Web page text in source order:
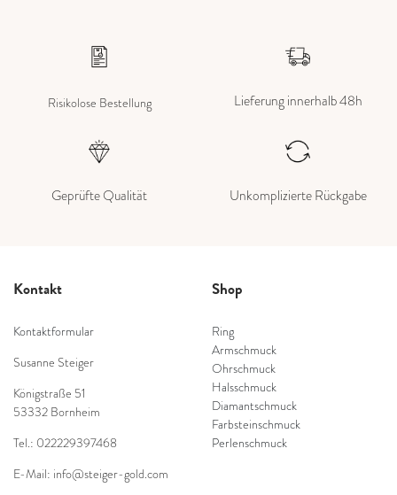
Risikolose Bestellung Lieferung innerhalb 48h
Geprüfte Qualität Unkomplizierte Rückgabe
Kontakt
Kontaktformular
Susanne Steiger
Königstraße 51
53332 Bornheim
Tel.: 022229397468
E-Mail: info@steiger-gold.com
Shop
Ring
Armschmuck
Ohrschmuck
Halsschmuck
Diamantschmuck
Farbsteinschmuck
Perlenschmuck